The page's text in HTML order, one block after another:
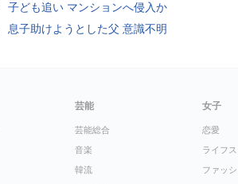
子ども追い マンションへ侵入か
息子助けようとした父 意識不明
芸能
芸能総合
音楽
韓流
女子
恋愛
ライフ
ファッ